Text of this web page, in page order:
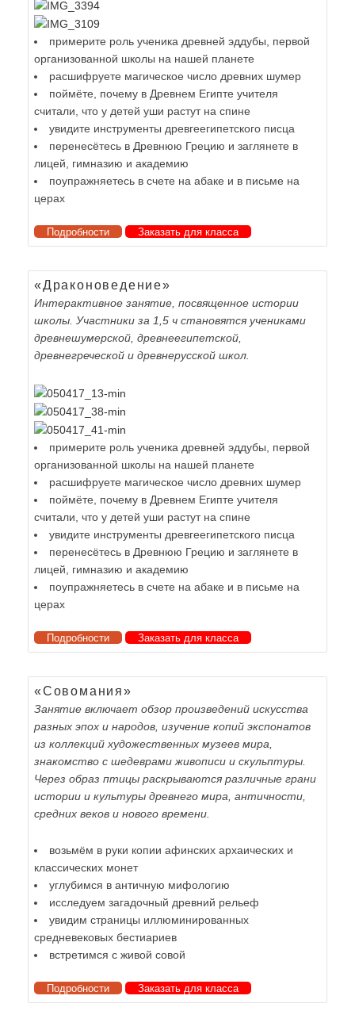
примерите роль ученика древней эддубы, первой
организованной школы на нашей планете
расшифруете магическое число древних шумер
поймёте, почему в Древнем Египте учителя
считали, что у детей уши растут на спине
увидите инструменты древгеегипетского писца
перенесётесь в Древнюю Грецию и заглянете в
лицей, гимназию и академию
поупражняетесь в счете на абаке и в письме на
церах
Подробности Заказать для класса
«Драконоведение»
Интерактивное занятие, посвященное истории
школы. Участники за 1,5 ч становятся учениками
древнешумерской, древнеегипетской,
древнегреческой и древнерусской школ.
примерите роль ученика древней эддубы, первой
организованной школы на нашей планете
расшифруете магическое число древних шумер
поймёте, почему в Древнем Египте учителя
считали, что у детей уши растут на спине
увидите инструменты древгеегипетского писца
перенесётесь в Древнюю Грецию и заглянете в
лицей, гимназию и академию
поупражняетесь в счете на абаке и в письме на
церах
Подробности Заказать для класса
«Совомания»
Занятие включает обзор произведений искусства
разных эпох и народов, изучение копий экспонатов
из коллекций художественных музеев мира,
знакомство с шедеврами живописи и скульптуры.
Через образ птицы раскрываются различные грани
истории и культуры древнего мира, античности,
средних веков и нового времени.
возьмём в руки копии афинских архаических и
классических монет
углубимся в античную мифологию
исследуем загадочный древний рельеф
увидим страницы иллюминированных
средневековых бестиариев
встретимся с живой совой
Подробности Заказать для класса